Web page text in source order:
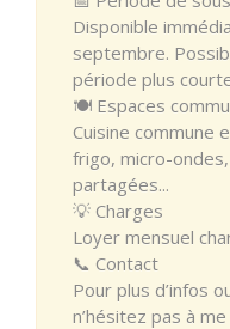
Disponible
septembre.
période plus
🍽️ Espaces
Cuisine commune
frigo, micro-
partagées...
💡 Charges
Loyer mensuel
📞 Contact
Pour plus d’infos
n’hésitez pas à